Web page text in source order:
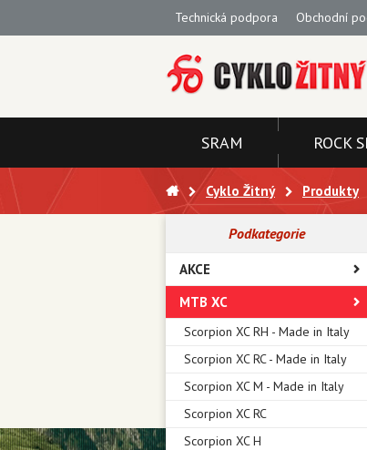
Technická podpora Obchodní
SRAM ROCK
Cyklo Žitný Produkty
Podkategorie
AKCE
MTB XC
Scorpion XC RH - Made in Italy
Scorpion XC RC - Made in Italy
Scorpion XC M - Made in Italy
Scorpion XC RC
Scorpion XC H